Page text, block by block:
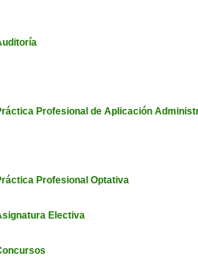
Profesional de Aplicación
Profesional Optativa
Electiva